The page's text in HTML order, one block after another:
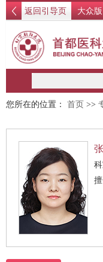
返回引导页 大众版
您所在的位置： 首页 >>